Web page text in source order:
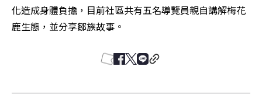
化造成身體負擔，目前社區共有五名導覽員親自講解梅花
鹿生態，並分享鄒族故事。